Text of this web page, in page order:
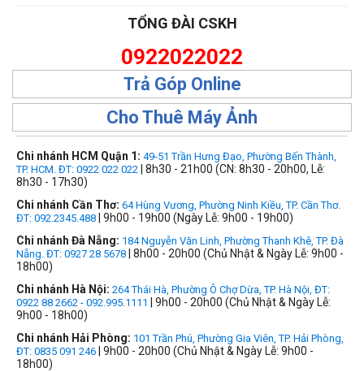
Lens Fullframe - Crop
APS-C
Full Frame
TỔNG ĐÀI CSKH
0922022022
Trả Góp Online
Cho Thuê Máy Ảnh
Chi nhánh HCM Quận 1: 49-51 Trần Hưng Đạo, Phường Bến Thành,
TP. HCM. ĐT: 0922 022 022 | 8h30 - 21h00 (CN: 8h30 - 20h00, Lễ:
8h30 - 17h30)
Chi nhánh Cần Thơ: 64 Hùng Vương, Phường Ninh Kiều, TP. Cần Thơ.
ĐT: 092.2345.488 | 9h00 - 19h00 (Ngày Lễ: 9h00 - 19h00)
Chi nhánh Đà Nẵng: 184 Nguyễn Văn Linh, Phường Thanh Khê, TP. Đà
Nẵng. ĐT: 0927 28 5678 | 8h00 - 20h00 (Chủ Nhật & Ngày Lễ: 9h00 -
18h00)
Chi nhánh Hà Nội: 264 Thái Hà, Phường Ô Chợ Dừa, TP. Hà Nội, ĐT:
0922 88 2662 - 092.995.1111
| 9h00 - 20h00 (Chủ Nhật & Ngày Lễ:
9h00 - 18h00)
Chi nhánh Hải Phòng: 101 Trần Phú, Phường Gia Viên, TP. Hải Phòng,
ĐT: 0835 091 246 | 9h00 - 20h00 (Chủ Nhật & Ngày Lễ: 9h00 -
18h00)